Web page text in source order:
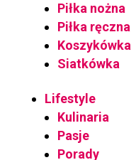
Piłka nożna
Piłka ręczna
Koszykówka
Siatkówka
Lifestyle
Kulinaria
Pasje
Porady